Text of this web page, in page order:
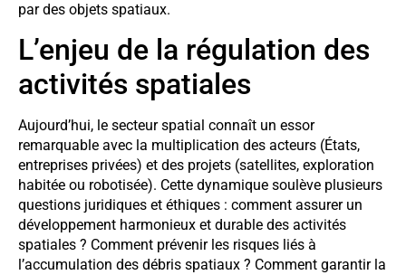
par des objets spatiaux.
L’enjeu de la régulation des
activités spatiales
Aujourd’hui, le secteur spatial connaît un essor
remarquable avec la multiplication des acteurs (États,
entreprises privées) et des projets (satellites, exploration
habitée ou robotisée). Cette dynamique soulève plusieurs
questions juridiques et éthiques : comment assurer un
développement harmonieux et durable des activités
spatiales ? Comment prévenir les risques liés à
l’accumulation des débris spatiaux ? Comment garantir la